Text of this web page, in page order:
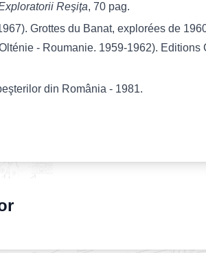
Reşiţa, 70 pag.
Grottes du Banat, explorées de
- Roumanie. 1959-1962). Editions
din România - 1981.